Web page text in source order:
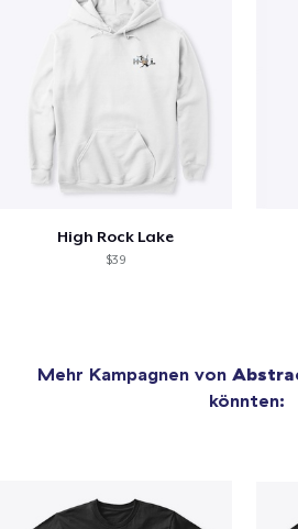
High Rock Lake
$39
Mehr Kampagnen von
könnten: